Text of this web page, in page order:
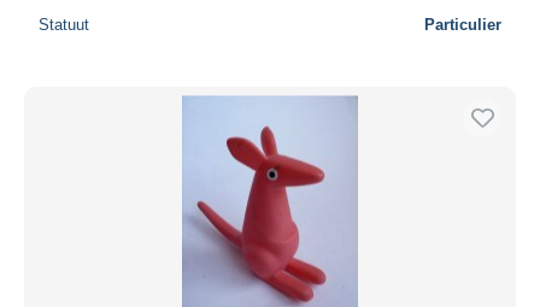
Statuut Particulier